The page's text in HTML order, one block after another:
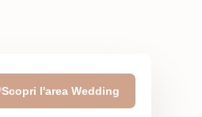
Scopri l'area Wedding